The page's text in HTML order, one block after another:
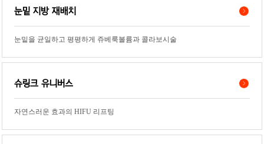
눈밑 지방 재배치
눈밑을 균일하고 평평하게 쥬베룩볼륨과 콜라보시술
슈링크 유니버스
자연스러운 효과의 HIFU 리프팅